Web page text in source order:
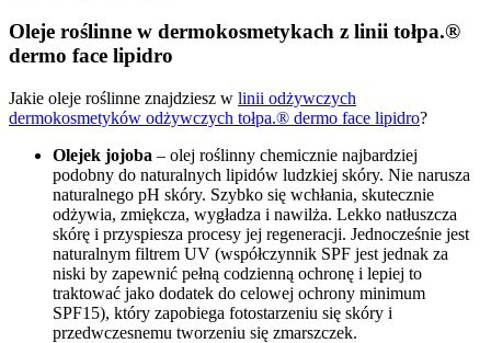
Oleje roślinne w dermokosmetykach z linii tołpa.®
dermo face lipidro
Jakie oleje roślinne znajdziesz w linii odżywczych
dermokosmetyków odżywczych tołpa.® dermo face lipidro?
Olejek jojoba – olej roślinny chemicznie najbardziej
podobny do naturalnych lipidów ludzkiej skóry. Nie narusza
naturalnego pH skóry. Szybko się wchłania, skutecznie
odżywia, zmiękcza, wygładza i nawilża. Lekko natłuszcza
skórę i przyspiesza procesy jej regeneracji. Jednocześnie jest
naturalnym filtrem UV (współczynnik SPF jest jednak za
niski by zapewnić pełną codzienną ochronę i lepiej to
traktować jako dodatek do celowej ochrony minimum
SPF15), który zapobiega fotostarzeniu się skóry i
przedwczesnemu tworzeniu się zmarszczek.